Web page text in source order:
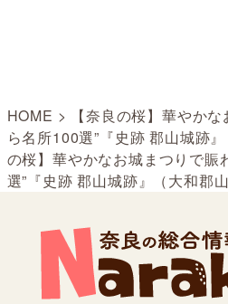
HOME >
【奈良の桜】華やか
ら名所100選”『史跡 郡山城跡』
の桜】華やかなお城まつりで賑
選”『史跡 郡山城跡』（大和郡山